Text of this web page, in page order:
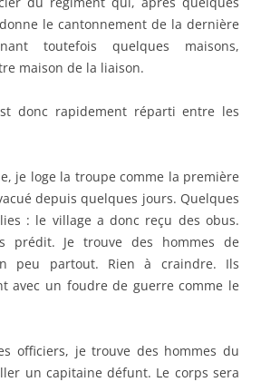
le cantonnement de la dernière
toutefois quelques maisons,
maison de la liaison.
donc rapidement réparti entre les
je loge la troupe comme la première
depuis quelques jours. Quelques
: le village a donc reçu des obus.
prédit. Je trouve des hommes de
peu partout. Rien à craindre. Ils
avec un foudre de guerre comme le
officiers, je trouve des hommes du
un capitaine défunt. Le corps sera